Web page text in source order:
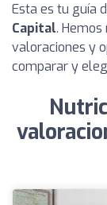
Esta es tu guía
Capital. Hemos
valoraciones y
comparar y